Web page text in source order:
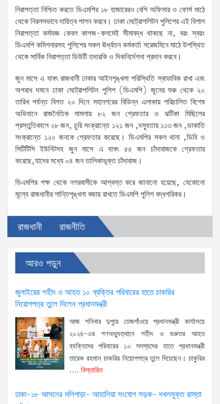
নিরাপত্তা নিশ্চিত করতে ডিএমপির ১৮ হাজারেরও বেশি অফিসার ও ফোর্স মাঠে
থেকে নিরলসভাবে দায়িত্ব পালন করবে। ঢাকা মেট্রোপলিটন পুলিশের এই বিশাল
নিরাপত্তা কর্মযজ্ঞ কেবল কাগজ-কলমেই সীমাবদ্ধ থাকছে না, বরং স্বয়ং
ডিএমপি কমিশনারসহ পুলিশের সকল ঊর্ধ্বতন কর্মকর্তা সরেজমিনে মাঠে উপস্থিত
থেকে সার্বিক নিরাপত্তা ডিউটি তদারকি ও দিকনির্দেশনা প্রদান করবে।
জুন মাসে এ যাবৎ রাজধানী ঢাকার আইনশৃঙ্খলা পরিস্থিতি স্বাভাবিক রাখা এবং
অপরাধ দমনে ঢাকা মেট্রোপলিটন পুলিশ (ডিএমপি) জুনের শুরু থেকে ২০
তারিখ পর্যন্ত বিগত ২০ দিনে মহানগরের বিভিন্ন এলাকায় পরিচালিত বিশেষ
অভিযানে রাজনৈতিক মামলায় ৮২ জন গ্রেফতার ও ঝটিকা মিছিলের
প্রস্তুতিকালে ২৮ জন, চুরি সংক্রান্তে ১২১ জন ,দস্যুতায় ১১৩ জন ,ডাকাতি
সংক্রান্তে ১২০ জনকে গ্রেফতার করেছে। ডিএমপির সকল থানা ,ডিবি ও
সিটিটিসি ইউনিটসহ জুন মাসে এ যাবৎ ৫৫ জন চাঁদাবাজকে গ্রেফতার
করেছে,যাদের মধ্যে ০৪ জন তালিকাভূক্ত চাঁদাবাজ।
ডিএমপির পক্ষ থেকে নগরবাসীকে আশ্বস্ত করে জানানো হয়েছে, যেকোনো
মূল্যে রাজধানীর শান্তিশৃঙ্খলা বজায় রাখতে ডিএমপি পুলিশ বদ্ধপরিকর।
রাজধানী রাজনীতি
আরও পড়ুন
জুলাইয়ের শহীদ ও আহত ১০ ব্যক্তির পরিবারের হাতে চাকরির
নিয়োগপত্র তুলে দিলেন প্রধানমন্ত্রী
আজ শনিবার দুপুরে তেজগাঁওয়ে প্রধানমন্ত্রী কার্যালয়ে
২০২৪-এর গণঅভ্যুত্থানে শহীদ ও গুরুতর আহত
ব্যক্তিদের পরিবারের ১০ সদস্যদের হাতে প্রধানমন্ত্রী
তারেক রহমান চাকরির নিয়োগপত্র তুলে দিয়েছেন। চাকুরির
.... বিস্তারিত
ঢাকা-১৮ আসনের দলিপাড়া- আহালিয়া সংযোগ সড়ক- দখলমুক্ত রাস্তা